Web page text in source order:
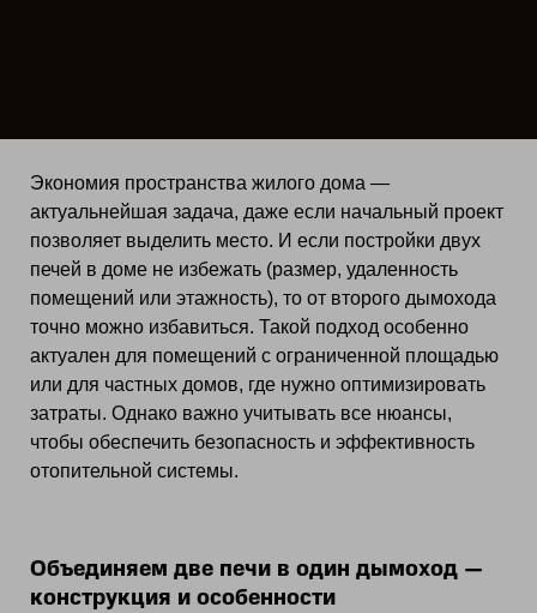
Экономия пространства жилого дома —
актуальнейшая задача, даже если начальный проект
позволяет выделить место. И если постройки двух
печей в доме не избежать (размер, удаленность
помещений или этажность), то от второго дымохода
точно можно избавиться. Такой подход особенно
актуален для помещений с ограниченной площадью
или для частных домов, где нужно оптимизировать
затраты. Однако важно учитывать все нюансы,
чтобы обеспечить безопасность и эффективность
отопительной системы.
Объединяем две печи в один дымоход —
конструкция и особенности